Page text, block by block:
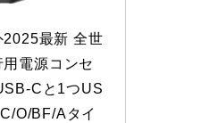
最新 全世
電源コンセ
Cと1つUS
O/BF/Aタイ